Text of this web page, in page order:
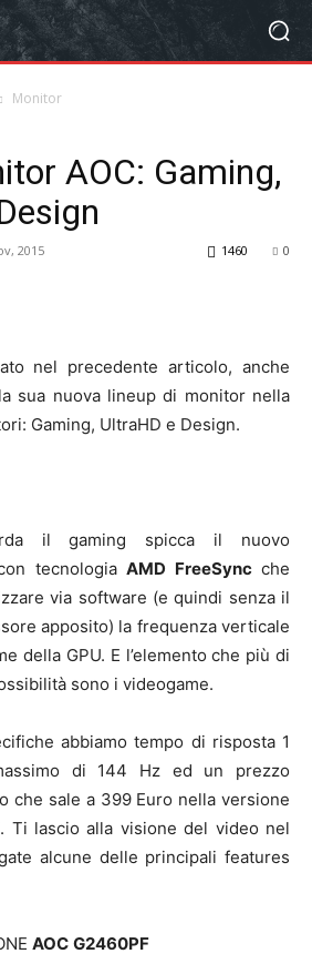
Monitor
AOC: Gaming,
2015 0
1460
nel precedente articolo, anche
sua nuova lineup di monitor nella
Gaming, UltraHD e Design.
il gaming spicca il nuovo
tecnologia AMD FreeSyncche
via software (e quindi senza il
apposito) la frequenza verticale
della GPU. E l’elemento che più di
sono i videogame.
abbiamo tempo di risposta 1
di 144 Hz ed un prezzo
che sale a 399 Euro nella versione
Ti lascio alla visione del video nel
alcune delle principali features
AOC G2460PF